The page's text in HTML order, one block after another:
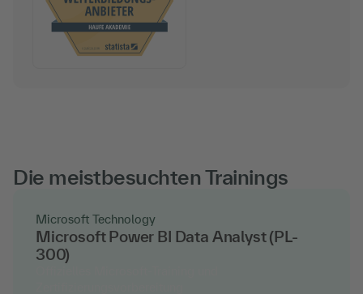
Die meistbesuchten Trainings
Microsoft Technology
Microsoft Power BI Data Analyst (PL-
300)